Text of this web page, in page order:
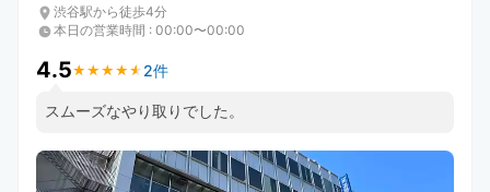
渋谷駅から徒歩4分
本日の営業時間 : 00:00〜00:00
4.5★ ★ ★ ★ ★
★ ★ ★ ★ ★ 2件
スムーズなやり取りでした。